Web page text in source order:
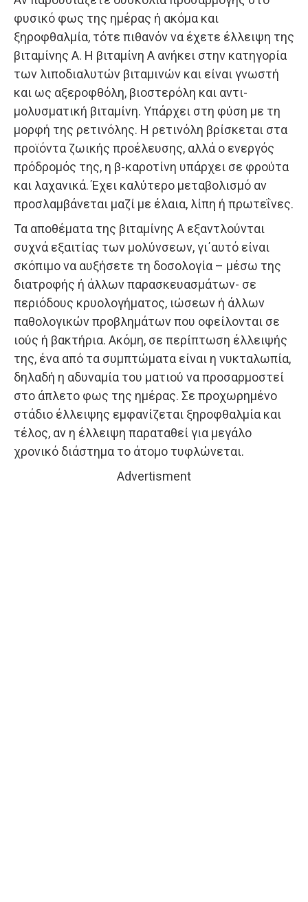
φυσικό φως της ημέρας ή ακόμα και
ξηροφθαλμία, τότε πιθανόν να έχετε έλλειψη της
βιταμίνης Α. Η βιταμίνη Α ανήκει στην κατηγορία
των λιποδιαλυτών βιταμινών και είναι γνωστή
και ως αξεροφθόλη, βιοστερόλη και αντι-
μολυσματική βιταμίνη. Υπάρχει στη φύση με τη
μορφή της ρετινόλης. Η ρετινόλη βρίσκεται στα
προϊόντα ζωικής προέλευσης, αλλά ο ενεργός
πρόδρομός της, η β-καροτίνη υπάρχει σε φρούτα
και λαχανικά. Έχει καλύτερο μεταβολισμό αν
προσλαμβάνεται μαζί με έλαια, λίπη ή πρωτεΐνες.
Τα αποθέματα της βιταμίνης Α εξαντλούνται
συχνά εξαιτίας των μολύνσεων, γι΄αυτό είναι
σκόπιμο να αυξήσετε τη δοσολογία – μέσω της
διατροφής ή άλλων παρασκευασμάτων- σε
περιόδους κρυολογήματος, ιώσεων ή άλλων
παθολογικών προβλημάτων που οφείλονται σε
ιούς ή βακτήρια. Ακόμη, σε περίπτωση έλλειψής
της, ένα από τα συμπτώματα είναι η νυκταλωπία,
δηλαδή η αδυναμία του ματιού να προσαρμοστεί
στο άπλετο φως της ημέρας. Σε προχωρημένο
στάδιο έλλειψης εμφανίζεται ξηροφθαλμία και
τέλος, αν η έλλειψη παραταθεί για μεγάλο
χρονικό διάστημα το άτομο τυφλώνεται.
Advertisment